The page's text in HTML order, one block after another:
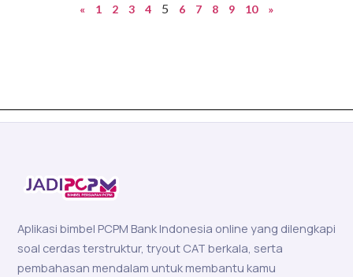
« 1 2 3 4 5 6 7 8 9 10 »
Aplikasi bimbel PCPM Bank Indonesia online yang dilengkapi
soal cerdas terstruktur, tryout CAT berkala, serta
pembahasan mendalam untuk membantu kamu